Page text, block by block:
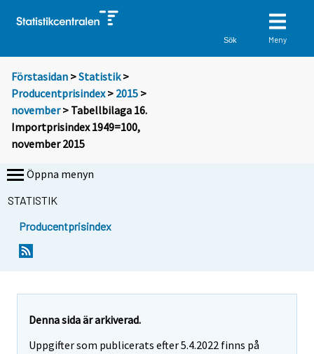
Sök Meny
Förstasidan >Statistik >
Producentprisindex> 2015 >
november> Tabellbilaga 16.
Importprisindex 1949=100,
november 2015
Öppna menyn
STATISTIK
Producentprisindex
Denna sida är arkiverad.
Uppgifter som publicerats efter 5.4.2022 finns på